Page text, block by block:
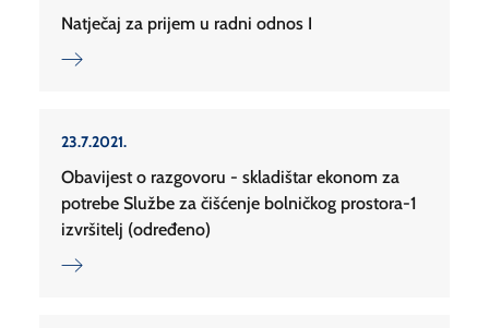
Natječaj za prijem u radni odnos I
23.7.2021.
Obavijest o razgovoru - skladištar ekonom za
potrebe Službe za čišćenje bolničkog prostora-1
izvršitelj (određeno)